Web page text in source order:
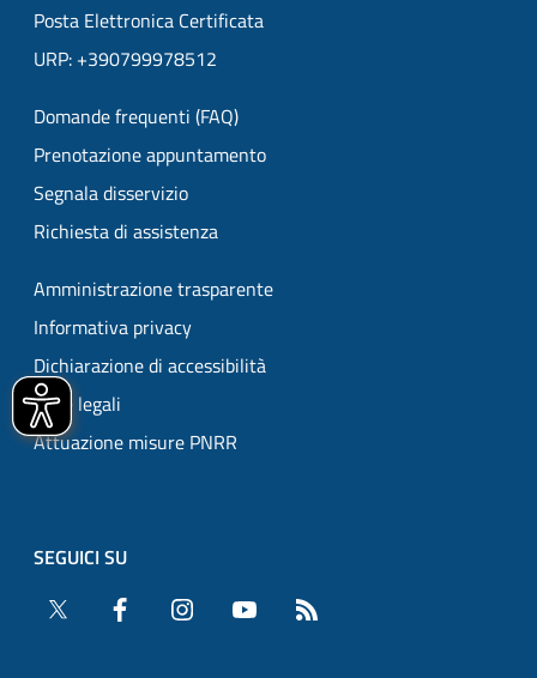
Posta Elettronica Certificata
URP: +390799978512
Domande frequenti (FAQ)
Prenotazione appuntamento
Segnala disservizio
Richiesta di assistenza
Amministrazione trasparente
Informativa privacy
Dichiarazione di accessibilità
Note legali
Attuazione misure PNRR
SEGUICI SU
Twitter
Facebook Instagram YouTube